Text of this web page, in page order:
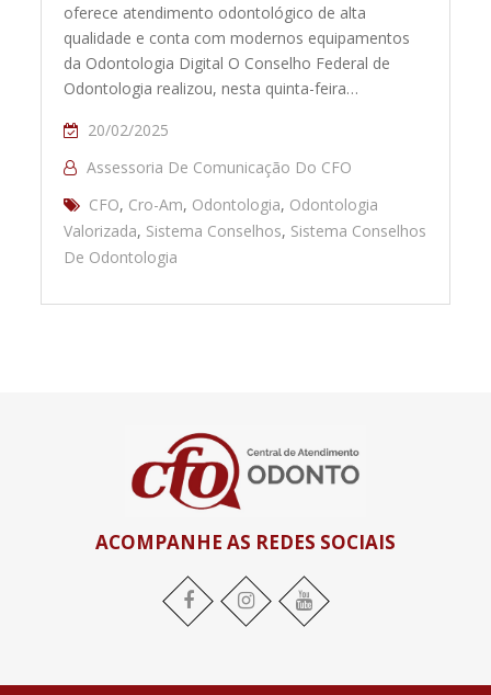
oferece atendimento odontológico de alta
qualidade e conta com modernos equipamentos
da Odontologia Digital O Conselho Federal de
Odontologia realizou, nesta quinta-feira…
20/02/2025
Assessoria De Comunicação Do CFO
CFO, Cro-Am, Odontologia, Odontologia
Valorizada, Sistema Conselhos, Sistema Conselhos
De Odontologia
ACOMPANHE AS REDES SOCIAIS
Facebook Instagram YouTube